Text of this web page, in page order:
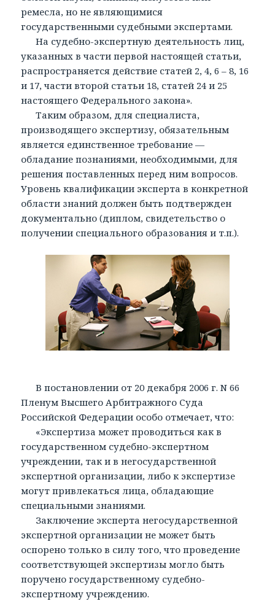
ремесла, но не являющимися
государственными судебными экспертами.
На судебно-экспертную деятельность лиц,
указанных в части первой настоящей статьи,
распространяется действие статей 2, 4, 6 – 8, 16
и 17, части второй статьи 18, статей 24 и 25
настоящего Федерального закона».
Таким образом, для специалиста,
производящего экспертизу, обязательным
является единственное требование —
обладание познаниями, необходимыми, для
решения поставленных перед ним вопросов.
Уровень квалификации эксперта в конкретной
области знаний должен быть подтвержден
документально (диплом, свидетельство о
получении специального образования и т.п.).
В постановлении от 20 декабря 2006 г. N 66
Пленум Высшего Арбитражного Суда
Российской Федерации особо отмечает, что:
«Экспертиза может проводиться как в
государственном судебно-экспертном
учреждении, так и в негосударственной
экспертной организации, либо к экспертизе
могут привлекаться лица, обладающие
специальными знаниями.
Заключение эксперта негосударственной
экспертной организации не может быть
оспорено только в силу того, что проведение
соответствующей экспертизы могло быть
поручено государственному судебно-
экспертному учреждению.